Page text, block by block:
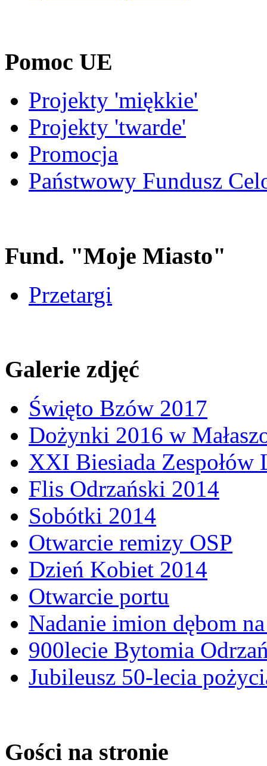
Pomoc UE
Projekty 'miękkie'
Projekty 'twarde'
Promocja
Państwowy Fundusz
Fund. "Moje Miasto"
Przetargi
Galerie zdjęć
Święto Bzów 2017
Dożynki 2016 w
XXI Biesiada Zespołów
Flis Odrzański 2014
Sobótki 2014
Otwarcie remizy OSP
Dzień Kobiet 2014
Otwarcie portu
Nadanie imion dębom
900lecie Bytomia
Jubileusz 50-lecia
Gości na stronie